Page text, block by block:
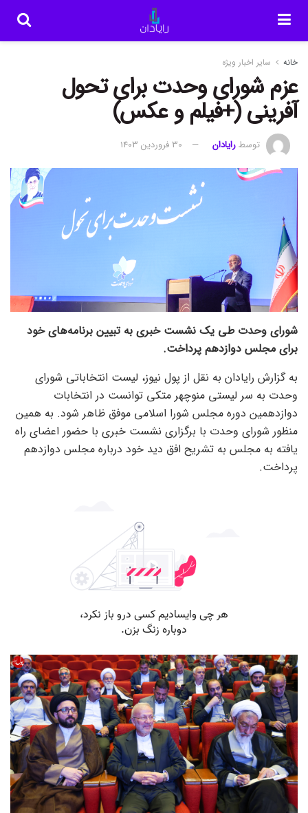
خانه سایر اخبار ویژه
عزم شورای وحدت برای تحول
آفرینی (+فیلم و عکس)
توسطرایادان 30 فروردین 1403
شورای وحدت طی یک نشست خبری به تبیین برنامه‌های خود
برای مجلس دوازدهم پرداخت.
به گزارش رایادان به نقل از پول نیوز، لیست انتخاباتی شورای
وحدت به سر لیستی منوچهر متکی توانست در انتخابات
دوازدهمین دوره مجلس شورا اسلامی موفق ظاهر شود. به همین
منظور شورای وحدت با برگزاری نشست خبری با حضور اعضای راه
یافته به مجلس به تشریح افق دید خود درباره مجلس دوازدهم
پرداخت.